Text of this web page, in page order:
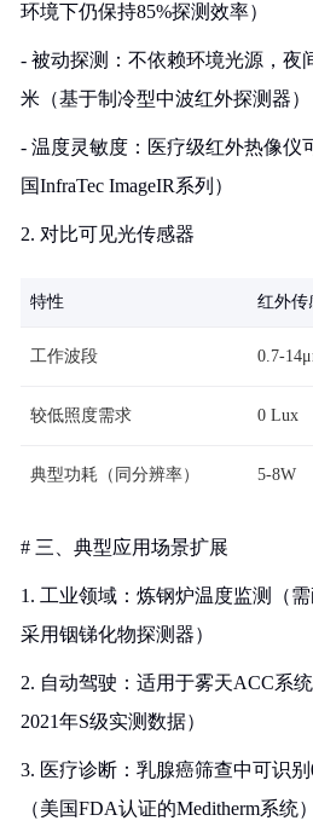
环境下仍保持85%探测效率）
- 被动探测：不依赖环境光源，夜
米（基于制冷型中波红外探测器）
- 温度灵敏度：医疗级红外热像仪
国InfraTec ImageIR系列）
2. 对比可见光传感器
特性 红外传
工作波段 0.7-
较低照度需求 0 Lux
典型功耗（同分辨率） 5-8W
# 三、典型应用场景扩展
1. 工业领域：炼钢炉温度监测（
采用铟锑化物探测器）
2. 自动驾驶：适用于雾天ACC系
2021年S级实测数据）
3. 医疗诊断：乳腺癌筛查中可识
（美国FDA认证的Meditherm系统）